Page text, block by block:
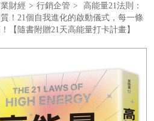
財經 > 行銷企管 >
高能量21法則：
！21個自我進化的啟動儀式，每一條
【隨書附贈21天高能量打卡計畫】